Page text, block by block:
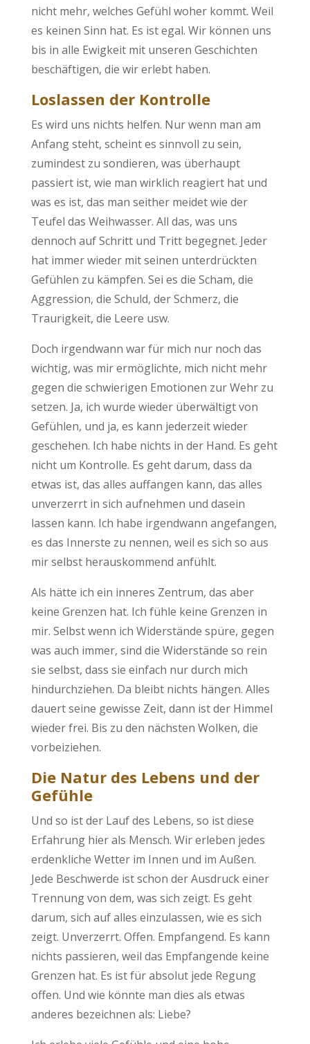
nicht mehr, welches Gefühl woher kommt. Weil
es keinen Sinn hat. Es ist egal. Wir können uns
bis in alle Ewigkeit mit unseren Geschichten
beschäftigen, die wir erlebt haben.
Loslassen der Kontrolle
Es wird uns nichts helfen. Nur wenn man am
Anfang steht, scheint es sinnvoll zu sein,
zumindest zu sondieren, was überhaupt
passiert ist, wie man wirklich reagiert hat und
was es ist, das man seither meidet wie der
Teufel das Weihwasser. All das, was uns
dennoch auf Schritt und Tritt begegnet. Jeder
hat immer wieder mit seinen unterdrückten
Gefühlen zu kämpfen. Sei es die Scham, die
Aggression, die Schuld, der Schmerz, die
Traurigkeit, die Leere usw.
Doch irgendwann war für mich nur noch das
wichtig, was mir ermöglichte, mich nicht mehr
gegen die schwierigen Emotionen zur Wehr zu
setzen. Ja, ich wurde wieder überwältigt von
Gefühlen, und ja, es kann jederzeit wieder
geschehen. Ich habe nichts in der Hand. Es geht
nicht um Kontrolle. Es geht darum, dass da
etwas ist, das alles auffangen kann, das alles
unverzerrt in sich aufnehmen und dasein
lassen kann. Ich habe irgendwann angefangen,
es das Innerste zu nennen, weil es sich so aus
mir selbst herauskommend anfühlt.
Als hätte ich ein inneres Zentrum, das aber
keine Grenzen hat. Ich fühle keine Grenzen in
mir. Selbst wenn ich Widerstände spüre, gegen
was auch immer, sind die Widerstände so rein
sie selbst, dass sie einfach nur durch mich
hindurchziehen. Da bleibt nichts hängen. Alles
dauert seine gewisse Zeit, dann ist der Himmel
wieder frei. Bis zu den nächsten Wolken, die
vorbeiziehen.
Die Natur des Lebens und der
Gefühle
Und so ist der Lauf des Lebens, so ist diese
Erfahrung hier als Mensch. Wir erleben jedes
erdenkliche Wetter im Innen und im Außen.
Jede Beschwerde ist schon der Ausdruck einer
Trennung von dem, was sich zeigt. Es geht
darum, sich auf alles einzulassen, wie es sich
zeigt. Unverzerrt. Offen. Empfangend. Es kann
nichts passieren, weil das Empfangende keine
Grenzen hat. Es ist für absolut jede Regung
offen. Und wie könnte man dies als etwas
anderes bezeichnen als: Liebe?